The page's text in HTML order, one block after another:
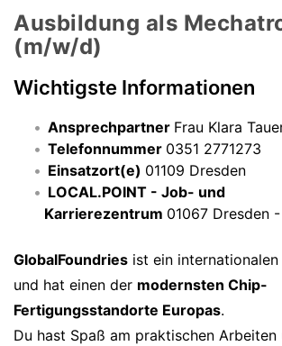
Ausbildung als
(m/w/d)
Wichtigste Informationen
Ansprechpartner Frau Klara
Telefonnummer 0351 2771273
Einsatzort(e) 01109 Dresden
LOCAL.POINT - Job- und
Karrierezentrum 01067 Dresden
GlobalFoundries ist ein
und hat einen der modernsten Chip-
Fertigungsstandorte Europas.
Du hast Spaß am praktischen Arbeiten